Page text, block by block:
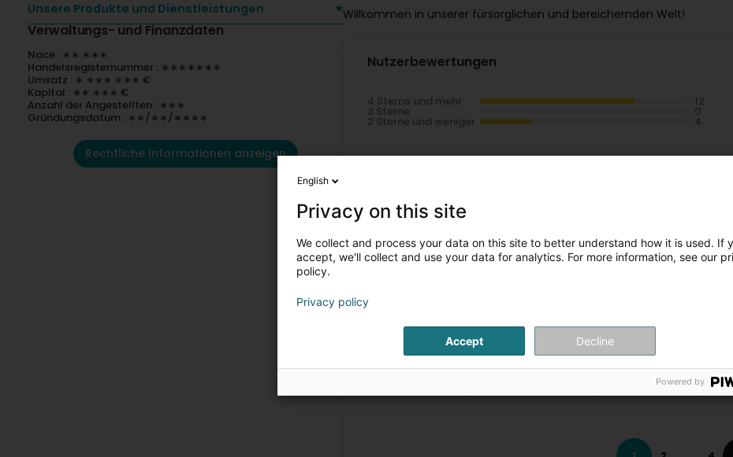
Unsere Produkte und Dienstleistungen
Verwaltungs- und Finanzdaten
Nace : ∗∗.∗∗∗
Handelsregisternummer : ∗∗∗∗∗∗∗
Umsatz : ∗ ∗∗∗ ∗∗∗ €
Kapital : ∗∗ ∗∗∗ €
Anzahl der Angestellten : ∗∗∗
Gründungsdatum : ∗∗/∗∗/∗∗∗∗
Rechtliche Informationen anzeigen
Willkommen in unserer fürsorglichen und bereichernden Welt!
Nutzerbewertungen
4 Sterne und mehr
3 Sterne
2 Sterne und weniger
Je me suis entretenue avec une personne très gentille mais
leur retour pour faire garder mes enfants! Heureusement
autre crèche. Honteux ! (Translated by Google) I spoke with a
I'm still waiting for them to get back to me so I can arrange
them and looked for another daycare. Shameful!
Merci pour cette belle note, au plaisir de vous revoir
English
Privacy on this site
We collect and process your data on this site to better understand how it is used. If
accept, we'll collect and use your data for analytics. For more information, see our
policy.
Privacy policy
Accept Decline
Powered by